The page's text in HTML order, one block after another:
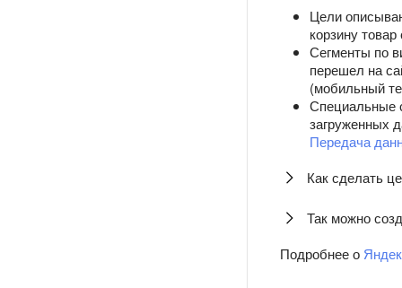
Цели
корзину
Сегменты по
перешел на
(мобильный
Специальные
загруженных
Передача
Как сделать
Так можно
Подробнее о